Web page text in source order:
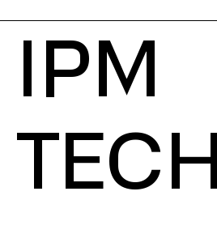
IPM
TECH